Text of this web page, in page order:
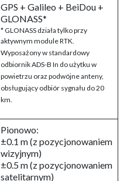
GPS + Galileo + BeiDou +
GLONASS*
* GLONASS działa tylko przy
aktywnym module RTK.
Wyposażony w standardowy
odbiornik ADS-B In do użytku w
powietrzu oraz podwójne anteny,
obsługujący odbiór sygnału do 20
km.
Pionowo:
±0.1 m (z pozycjonowaniem
wizyjnym)
±0.5 m (z pozycjonowaniem
satelitarnym)